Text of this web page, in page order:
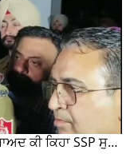
ਸੁਖਵਿੰਦਰ ਸਿੰਘ ਉਰਫ ਰਾਣਾ ਦੇ ਇੰਨਕਾਉਂਟਰ ਤੋਂ ਬਾਅਦ ਕੀ ਕਿਹਾ SSP ਸੁਰੇਂਦਰ ਲਾਂਬਾ ਤੁਸੀਂ ਵੀ ਸੁਣੋ...